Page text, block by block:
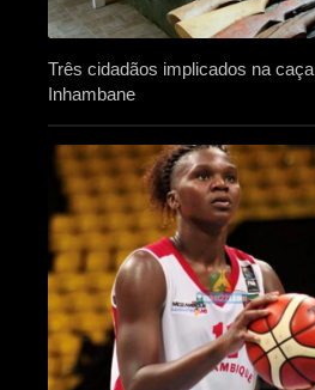
Três cidadãos implicados na
Inhambane